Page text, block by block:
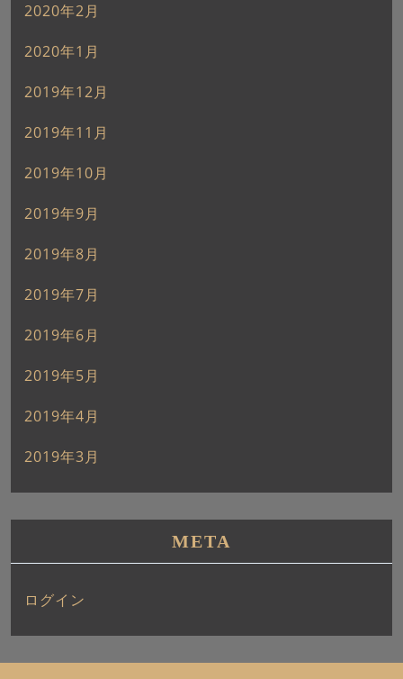
2020年2月
2020年1月
2019年12月
2019年11月
2019年10月
2019年9月
2019年8月
2019年7月
2019年6月
2019年5月
2019年4月
2019年3月
META
ログイン